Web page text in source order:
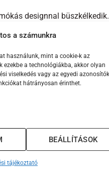
a számunkra
használunk, mint a cookie-k az
ezekbe a technológiákba, akkor olyan
viselkedés vagy az egyedi
hátrányosan érinthet.
BEÁLLÍTÁSOK
tájékoztató
designnal
meglepjen minket
valódi ékköve lesz a
dekoráció, hanem egy
a karácsonyfa dísz egy
karácsonyi dekoráció
karácsonyfád igazán
és vicces dísz. A Big